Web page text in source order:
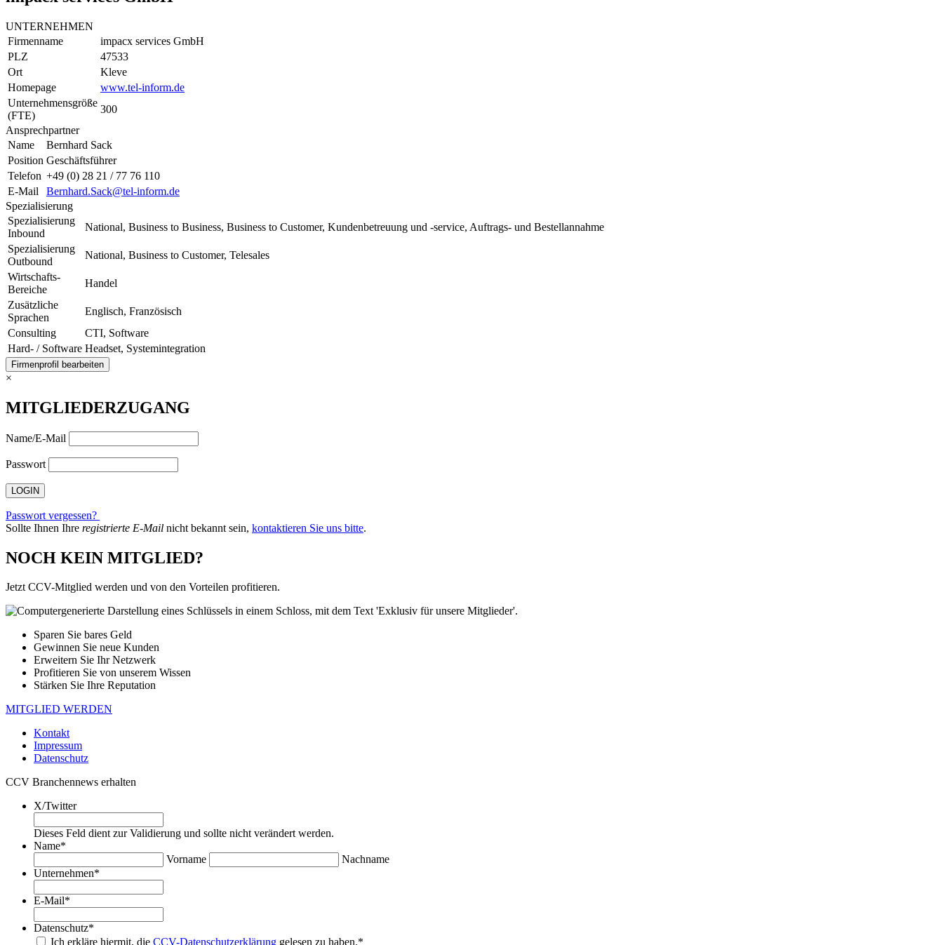
UNTERNEHMEN
Firmenname
impacx services GmbH
PLZ
47533
Ort
Kleve
Homepage
www.tel-inform.de
Unternehmensgröße
(FTE)
300
Ansprechpartner
Name
Bernhard Sack
Position Geschäftsführer
Telefon +49 (0) 28 21 / 77 76 110
E-Mail
Bernhard.Sack@tel-inform.de
Spezialisierung
Spezialisierung
Inbound
National, Business to Business, Business to Customer, Kundenbetreuung und -service, Auftrags- und Bestellannahme
Spezialisierung
Outbound
National, Business to Customer, Telesales
Wirtschafts-
Bereiche
Handel
Zusätzliche
Sprachen
Englisch, Französisch
Consulting
CTI, Software
Hard- / Software Headset, Systemintegration
Firmenprofil bearbeiten
×
MITGLIEDERZUGANG
Name/E-Mail
Passwort
Passwort vergessen?
Sollte Ihnen Ihre registrierte E-Mail nicht bekannt sein, kontaktieren Sie uns bitte.
NOCH KEIN MITGLIED?
Jetzt CCV-Mitglied werden und von den Vorteilen profitieren.
Sparen Sie bares Geld
Gewinnen Sie neue Kunden
Erweitern Sie Ihr Netzwerk
Profitieren Sie von unserem Wissen
Stärken Sie Ihre Reputation
MITGLIED WERDEN
Kontakt
Impressum
Datenschutz
CCV Branchennews erhalten
X/Twitter
Dieses Feld dient zur Validierung und sollte nicht verändert werden.
Name*
Vorname
Nachname
Unternehmen*
E-Mail*
Datenschutz*
Ich erkläre hiermit, die CCV-Datenschutzerklärung gelesen zu haben.*